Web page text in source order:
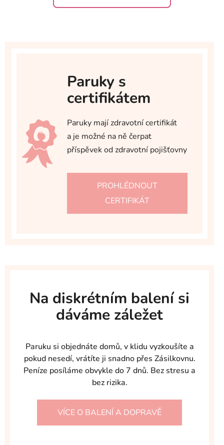
Paruky s
certifikátem
Paruky mají zdravotní certifikát
a je možné na ně čerpat
příspěvek od zdravotní pojišťovny
PROHLÉDNOUT
CERTIFIKÁT
Na diskrétním balení si
dáváme záležet
Paruku si objednáte domů, v klidu vyzkoušíte a
pokud nesedí, vrátíte ji snadno přes Zásilkovnu.
Peníze posíláme obvykle do 7 dnů. Bez stresu a
bez rizika.
VÍCE O BALENÍ A DOPRAVĚ